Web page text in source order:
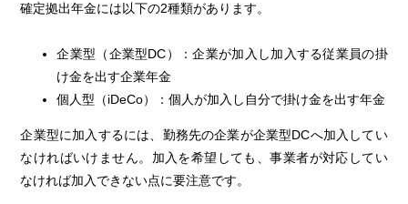
確定拠出年金には以下の2種類があります。
企業型（企業型DC）：企業が加入し加入する従業員の掛
け金を出す企業年金
個人型（iDeCo）：個人が加入し自分で掛け金を出す年金
企業型に加入するには、勤務先の企業が企業型DCへ加入してい
なければいけません。加入を希望しても、事業者が対応してい
なければ加入できない点に要注意です。